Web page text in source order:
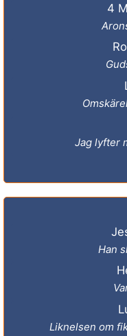
4
Jag lyfter
Han
Liknelsen om